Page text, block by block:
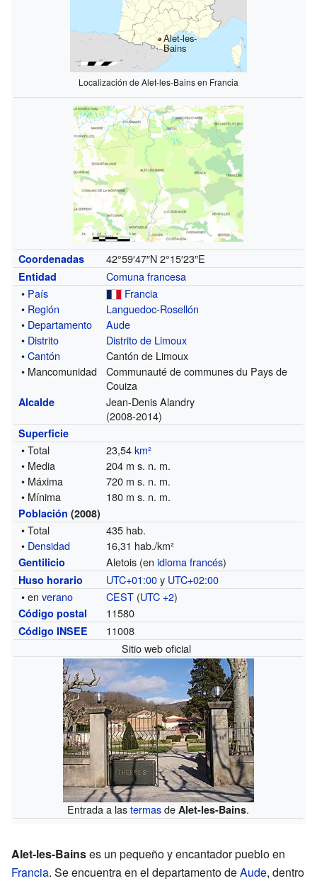
Alet-les-
Bains
Localización de Alet-les-Bains en Francia
Coordenadas 42°59′47″N 2°15′23″E
Entidad
Comuna francesa
• País
Francia
• Región
Languedoc-Rosellón
• Departamento
Aude
• Distrito
Distrito de Limoux
•Cantón
Cantón de Limoux
• Mancomunidad
Communauté de communes du Pays de
Couiza
Alcalde
Jean-Denis Alandry
(2008-2014)
Superficie
• Total 23,54km²
• Media
204 m s. n. m.
• Máxima
720 m s. n. m.
• Mínima
180 m s. n. m.
Población (2008)
• Total
435 hab.
• Densidad 16,31 hab./km²
Gentilicio Aletois (enidioma francés)
Huso horario UTC+01:00y UTC+02:00
• enverano CEST (UTC +2)
Código postal 11580
Código INSEE
11008
Sitio web oficial
Entrada a lastermasdeAlet-les-Bains.
Alet-les-Bainses un pequeño y encantador pueblo en
Francia. Se encuentra en el departamento deAude, dentro